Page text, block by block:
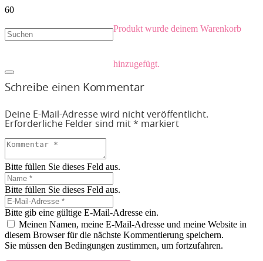
Produkt wurde deinem Warenkorb
hinzugefügt.
Schreibe einen Kommentar
Deine E-Mail-Adresse wird nicht veröffentlicht.
Erforderliche Felder sind mit * markiert
Bitte füllen Sie dieses Feld aus.
Bitte füllen Sie dieses Feld aus.
Bitte gib eine gültige E-Mail-Adresse ein.
Meinen Namen, meine E-Mail-Adresse und meine Website in
diesem Browser für die nächste Kommentierung speichern.
Sie müssen den Bedingungen zustimmen, um fortzufahren.